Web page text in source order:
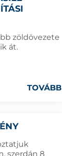
zöldövezete
át.
TOVÁBB
szerdán 8